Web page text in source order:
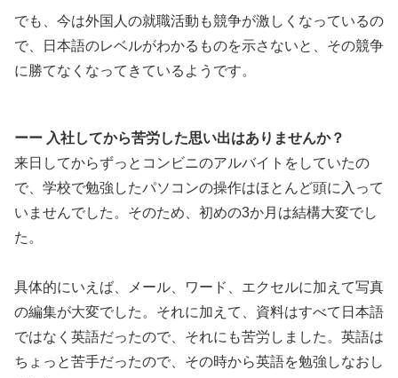
でも、今は外国人の就職活動も競争が激しくなっているの
で、日本語のレベルがわかるものを示さないと、その競争
に勝てなくなってきているようです。
ーー 入社してから苦労した思い出はありませんか？
来日してからずっとコンビニのアルバイトをしていたの
で、学校で勉強したパソコンの操作はほとんど頭に入って
いませんでした。そのため、初めの3か月は結構大変でし
た。
具体的にいえば、メール、ワード、エクセルに加えて写真
の編集が大変でした。それに加えて、資料はすべて日本語
ではなく英語だったので、それにも苦労しました。英語は
ちょっと苦手だったので、その時から英語を勉強しなおし